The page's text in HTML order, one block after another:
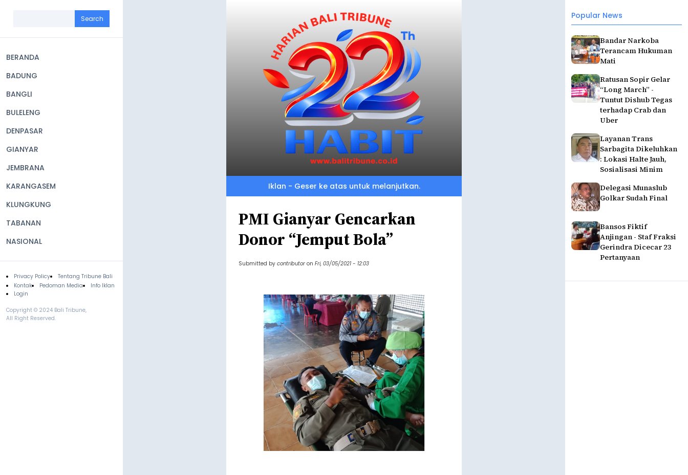
navigation
BERANDA
BADUNG
BANGLI
BULELENG
DENPASAR
GIANYAR
JEMBRANA
KARANGASEM
KLUNGKUNG
TABANAN
NASIONAL
Footer
Privacy Policy
Tentang Tribune Bali
Kontak
Pedoman Media
Info Iklan
Login
Copyright © 2024 Bali Tribune,
All Right Reserved.
Popular News
Bandar Narkoba
Terancam Hukuman
Mati
Ratusan Sopir Gelar
“Long March” -
Tuntut Dishub Tegas
terhadap Crab dan
Uber
Layanan Trans
Sarbagita Dikeluhkan
: Lokasi Halte Jauh,
Sosialisasi Minim
Delegasi Munaslub
Golkar Sudah Final
Bansos Fiktif
Anjingan - Staf Fraksi
Gerindra Dicecar 23
Pertanyaan
Iklan - Geser ke atas untuk melanjutkan.
PMI Gianyar Gencarkan
Donor “Jemput Bola”
Submitted by contributor on Fri, 03/05/2021 - 12:03